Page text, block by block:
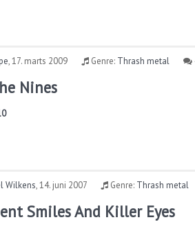
,17. marts 2009 Genre: Thrash metal
Nines
Wilkens,14. juni 2007 Genre: Thrash metal
Smiles And Killer Eyes